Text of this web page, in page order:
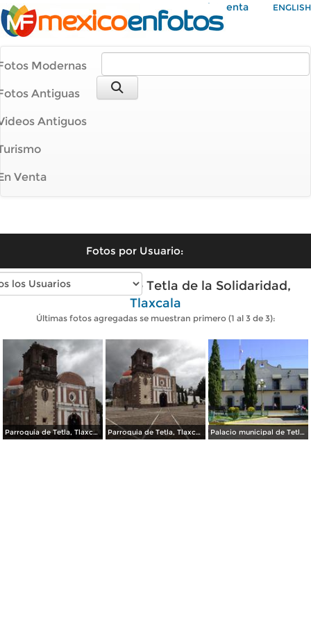
Mi Cuenta ENGLISH
Modernas
Antiguas
Antiguos
Venta
Fotos por Usuario:
Fotos modernas de Tetla de la Solidaridad,
Tlaxcala
Últimas fotos agregadas se muestran primero (1 al 3 de 3):
Parroquia de Tetla, Tlaxcala. Octubre/2013 Parroquia de Tetla, Tlaxcala. Octubre/2013 Palacio municipal de Tetla de la Solidaridad. Enero/2013